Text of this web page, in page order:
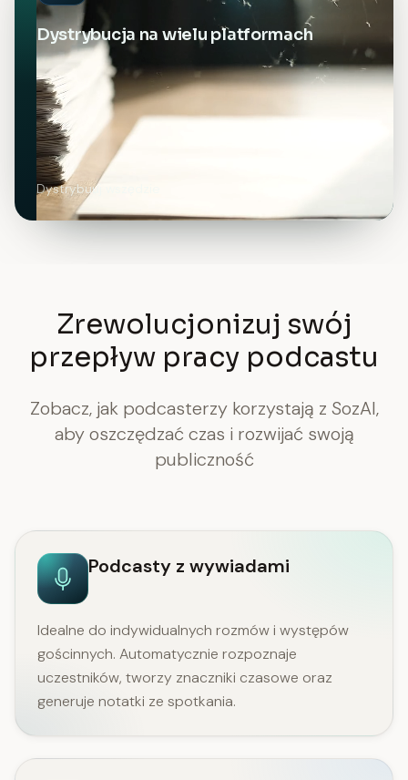
Dystrybucja na wielu platformach
Dystrybuuj wszędzie
Zrewolucjonizuj swój
przepływ pracy podcastu
Zobacz, jak podcasterzy korzystają z SozAI,
aby oszczędzać czas i rozwijać swoją
publiczność
Podcasty z wywiadami
Idealne do indywidualnych rozmów i występów
gościnnych. Automatycznie rozpoznaje
uczestników, tworzy znaczniki czasowe oraz
generuje notatki ze spotkania.